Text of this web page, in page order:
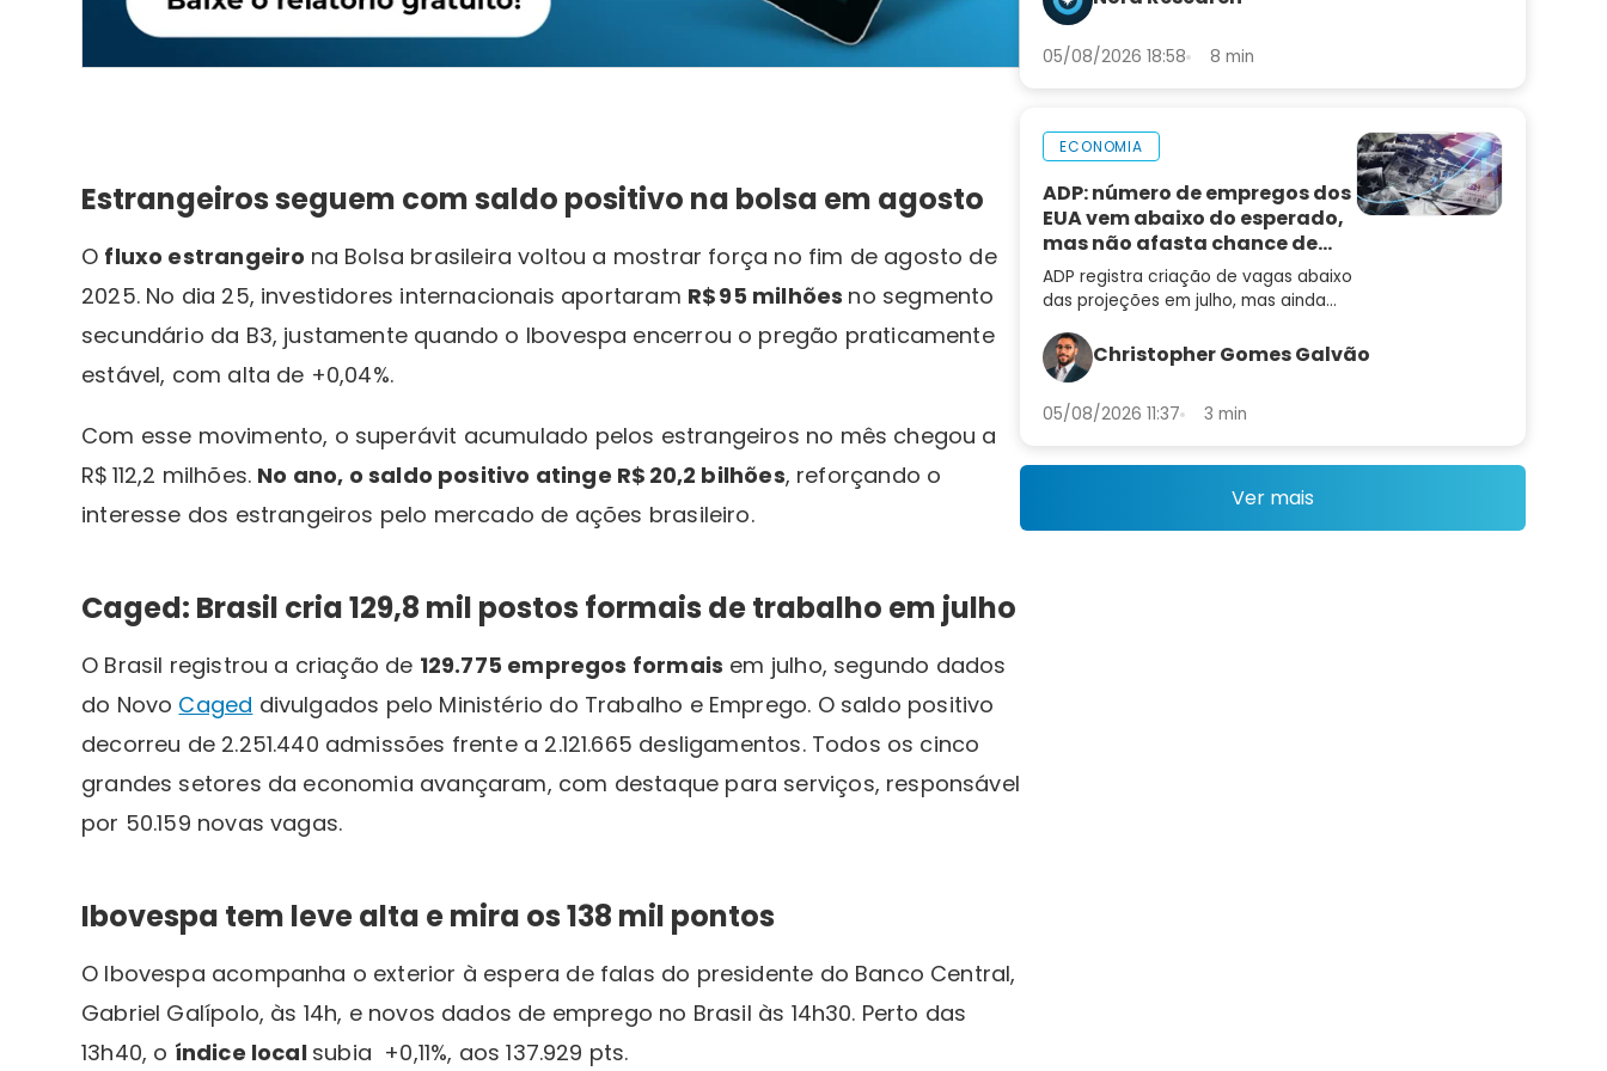
Estrangeiros seguem com saldo positivo na bolsa em agosto
O fluxo estrangeiro na Bolsa brasileira voltou a mostrar força no fim de agosto de
2025. No dia 25, investidores internacionais aportaram R$ 95 milhões no segmento
secundário da B3, justamente quando o Ibovespa encerrou o pregão praticamente
estável, com alta de +0,04%.
Com esse movimento, o superávit acumulado pelos estrangeiros no mês chegou a
R$ 112,2 milhões. No ano, o saldo positivo atinge R$ 20,2 bilhões, reforçando o
interesse dos estrangeiros pelo mercado de ações brasileiro.
Caged: Brasil cria 129,8 mil postos formais de trabalho em julho
O Brasil registrou a criação de 129.775 empregos formais em julho, segundo dados
do Novo Caged divulgados pelo Ministério do Trabalho e Emprego. O saldo positivo
decorreu de 2.251.440 admissões frente a 2.121.665 desligamentos. Todos os cinco
grandes setores da economia avançaram, com destaque para serviços, responsável
por 50.159 novas vagas.
Ibovespa tem leve alta e mira os 138 mil pontos
O Ibovespa acompanha o exterior à espera de falas do presidente do Banco Central,
Gabriel Galípolo, às 14h, e novos dados de emprego no Brasil às 14h30. Perto das
13h40, o índice local subia +0,11%, aos 137.929 pts.
economia brasileira
05/08/2026 18:58 8 min
ECONOMIA
ADP: número de empregos dos
EUA vem abaixo do esperado,
mas não afasta chance de
alta de juros
ADP registra criação de vagas abaixo
das projeções em julho, mas ainda
de trabalho aquecido
Christopher Gomes Galvão
05/08/2026 11:37 3 min
Ver mais